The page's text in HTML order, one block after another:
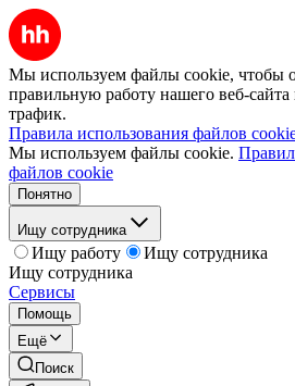
Мы используем файлы cookie, чтобы
правильную работу нашего веб-сайта
трафик.
Правила использования файлов
Мы используем файлы cookie.
файлов cookie
Понятно
Ищу сотрудника
Ищу работу
Ищу сотрудника
Ищу сотрудника
Сервисы
Помощь
Ещё
Поиск